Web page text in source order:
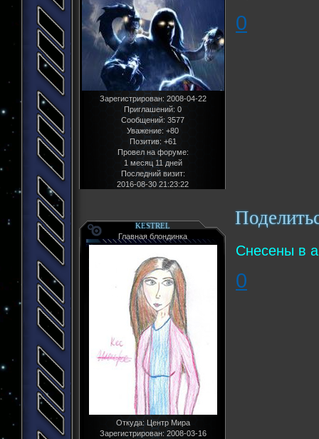
Зарегистрирован: 2008-04-22
Приглашений: 0
Сообщений: 3577
Уважение: +80
Позитив: +61
Провел на форуме:
1 месяц 11 дней
Последний визит:
2016-08-30 21:23:22
0
KESTREL
Главная блондинка
Откуда:Центр Мира
Зарегистрирован: 2008-03-16
Снесены в
0